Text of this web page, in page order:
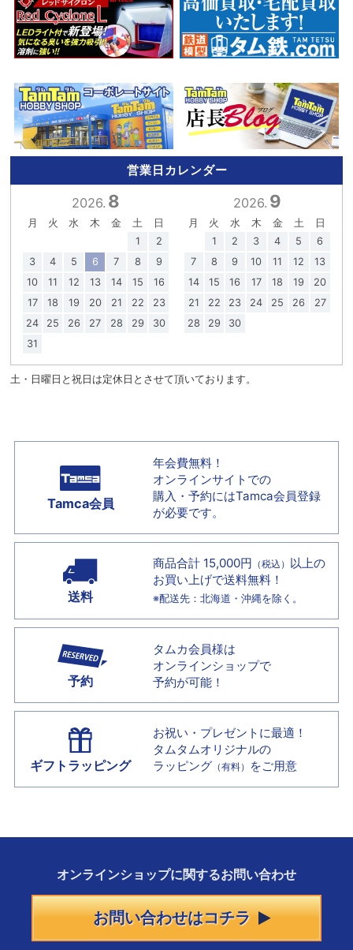
営業日カレンダー
2026. 8
月 火 水 木 金 土
日
1
2
3
4 5 6 7 8
9
10
11 12 13 14 15
16
17
18 19 20 21 22
23
24
25 26 27 28 29
30
31
2026. 9
月 火 水 木 金 土
日
1
2 3 4 5
6
7
8 9 10 11 12
13
14
15 16 17 18 19
20
21
22 23 24 25 26
27
28
29 30
土・日曜日と祝日は定休日とさせて頂いております。
Tamca会員
年会費無料！
オンラインサイトでの
購入・予約にはTamca会員登録
が必要です。
送料
商品合計 15,000円 （税込） 以上の
お買い上げで送料無料！
※配送先：北海道・沖縄を除く。
予約
タムカ会員様は
オンラインショップで
予約が可能！
ギフトラッピング
お祝い・プレゼントに最適！
タムタムオリジナルの
ラッピング （有料） をご用意
オンラインショップに関するお問い合わせ
お問い合わせはコチラ